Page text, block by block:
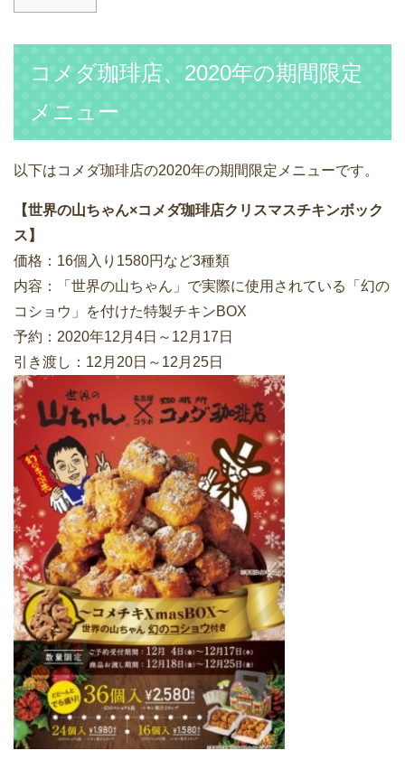
コメダ珈琲店、2020年の期間限定
メニュー
以下はコメダ珈琲店の2020年の期間限定メニューです。
【世界の山ちゃん×コメダ珈琲店クリスマスチキンボック
ス】
価格：16個入り1580円など3種類
内容：「世界の山ちゃん」で実際に使用されている「幻の
コショウ」を付けた特製チキンBOX
予約：2020年12月4日～12月17日
引き渡し：12月20日～12月25日